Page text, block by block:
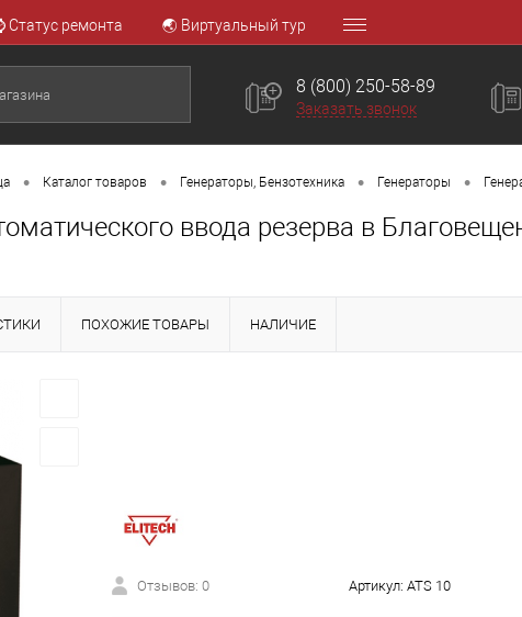
Статус ремонта 🌏 Виртуальный тур
8 (800) 250-58-89
Заказать звонок
• Каталог товаров • Генераторы, Бензотехника • Генераторы •
ввода резерва в
ПОХОЖИЕ ТОВАРЫ НАЛИЧИЕ
Отзывов: 0 Артикул: ATS 10